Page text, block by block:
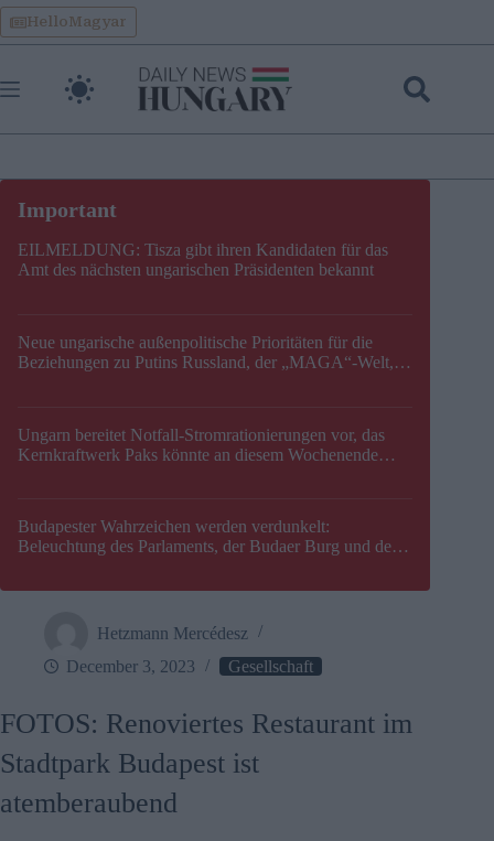
Skip
to
content
HelloMagyar
EILMELDUNG: Tisza gibt ihren Kandidaten für das
Amt des nächsten ungarischen Präsidenten bekannt
Neue ungarische außenpolitische Prioritäten für die
Beziehungen zu Putins Russland, der „MAGA“-Welt,
Ungarn bereitet Notfall-Stromrationierungen vor, das
Kernkraftwerk Paks könnte an diesem Wochenende
Budapester Wahrzeichen werden verdunkelt:
Beleuchtung des Parlaments, der Budaer Burg und der
Hetzmann Mercédesz
December 3, 2023
Gesellschaft
FOTOS: Renoviertes Restaurant im
Stadtpark Budapest ist
atemberaubend